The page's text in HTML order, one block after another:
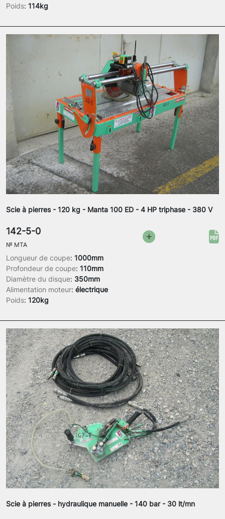
Poids: 114kg
Scie à pierres - 120 kg - Manta 100 ED - 4 HP triphase - 380 V
Longueur de coupe: 1000mm
Profondeur de coupe: 110mm
Diamètre du disque: 350mm
Alimentation moteur: électrique
Poids: 120kg
142-5-0
№ MTA
Scie à pierres - hydraulique manuelle - 140 bar - 30 lt/mn